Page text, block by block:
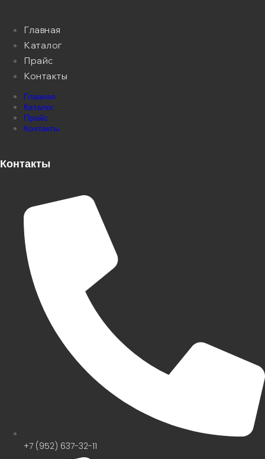
Главная
Каталог
Прайс
Контакты
Главная
Каталог
Прайс
Контакты
Контакты
+7 (952) 637-32-11